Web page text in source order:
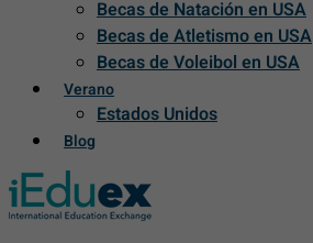
Becas de Natación en USA
Becas de Atletismo en USA
Becas de Voleibol en USA
Verano
Estados Unidos
Blog